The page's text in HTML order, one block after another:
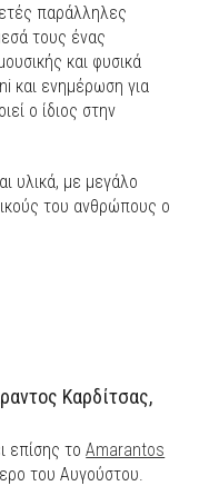
παράλληλες
τους ένας
και φυσικά
και ενημέρωση για
ο ίδιος στην
υλικά, με μεγάλο
του ανθρώπους ο
Καρδίτσας,
επίσης τοAmarantos
του Αυγούστου.